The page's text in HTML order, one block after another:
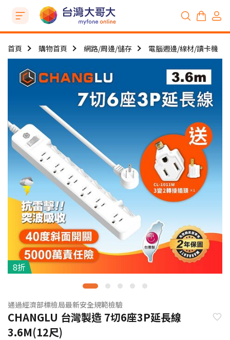
首頁 購物首頁 網路/周邊/儲存 電腦週邊/線材/讀卡機
8折
通過經濟部標檢局最新安全規範檢驗
CHANGLU 台灣製造 7切6座3P延長線
3.6M(12尺)